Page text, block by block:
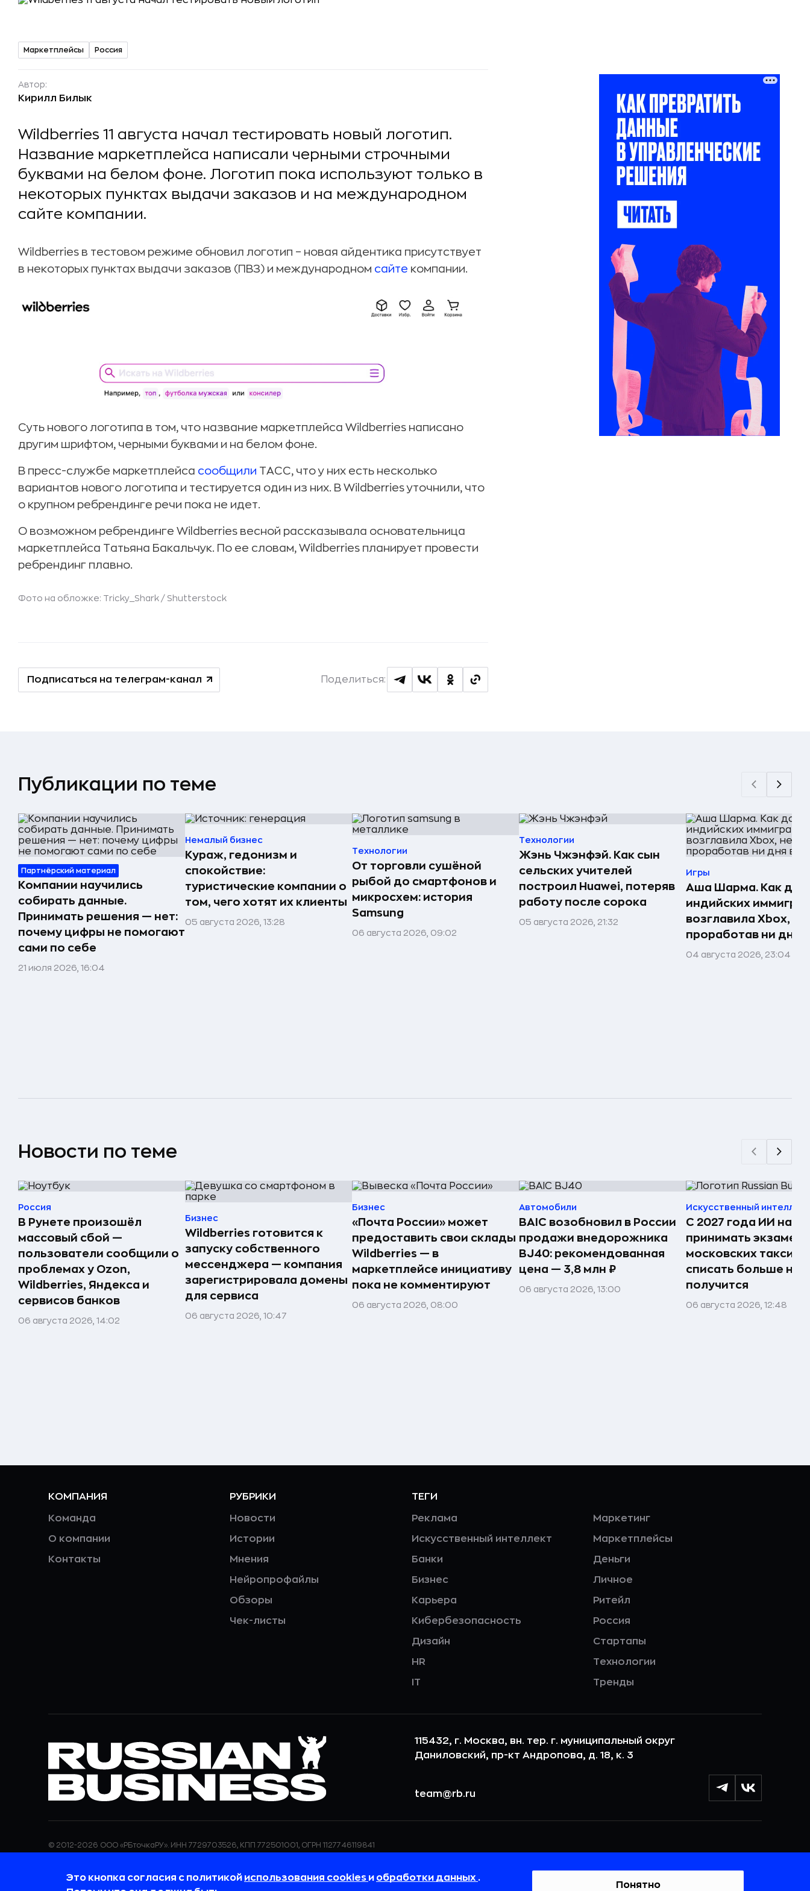
Маркетплейсы Россия
Автор:
Кирилл Билык
Wildberries 11 августа начал тестировать новый логотип.
Название маркетплейса написали черными строчными
буквами на белом фоне. Логотип пока используют только в
некоторых пунктах выдачи заказов и на международном
сайте компании.
Wildberries в тестовом режиме обновил логотип – новая айдентика присутствует
в некоторых пунктах выдачи заказов (ПВЗ) и международном сайте компании.
Суть нового логотипа в том, что название маркетплейса Wildberries написано
другим шрифтом, черными буквами и на белом фоне.
В пресс-службе маркетплейса сообщили ТАСС, что у них есть несколько
вариантов нового логотипа и тестируется один из них. В Wildberries уточнили, что
о крупном ребрендинге речи пока не идет.
О возможном ребрендинге Wildberries весной рассказывала основательница
маркетплейса Татьяна Бакальчук. По ее словам, Wildberries планирует провести
ребрендинг плавно.
Фото на обложке: Tricky_Shark / Shutterstock
Подписаться на телеграм-канал Поделиться:
Публикации по теме
Партнёрский материал
Компании научились
собирать данные.
Принимать решения — нет:
почему цифры не помогают
сами по себе
21 июля 2026, 16:04
Немалый бизнес
Кураж, гедонизм и
спокойствие:
туристические компании о
том, чего хотят их клиенты
05 августа 2026, 13:28
Технологии
От торговли сушёной
рыбой до смартфонов и
микросхем: история
Samsung
06 августа 2026, 09:02
Технологии
Жэнь Чжэнфэй. Как сын
сельских учителей
построил Huawei, потеряв
работу после сорока
05 августа 2026, 21:32
Игры
Аша Шарма. Как
индийских
возглавила Xbox, не
проработав ни дня
04 августа 2026, 23:04
Новости по теме
Россия
В Рунете произошёл
массовый сбой —
пользователи сообщили о
проблемах у Ozon,
Wildberries, Яндекса и
сервисов банков
06 августа 2026, 14:02
Бизнес
Wildberries готовится к
запуску собственного
мессенджера — компания
зарегистрировала домены
для сервиса
06 августа 2026, 10:47
Бизнес
«Почта России» может
предоставить свои склады
Wildberries — в
маркетплейсе инициативу
пока не комментируют
06 августа 2026, 08:00
Автомобили
BAIC возобновил в России
продажи внедорожника
BJ40: рекомендованная
цена — 3,8 млн ₽
06 августа 2026, 13:00
Искусственный
С 2027 года ИИ
принимать
московских
списать больше не
получится
06 августа 2026, 12:48
КОМПАНИЯ
Команда
О компании
Контакты
РУБРИКИ
Новости
Истории
Мнения
Нейропрофайлы
Обзоры
Чек-листы
ТЕГИ
Реклама
Искусственный интеллект
Банки
Бизнес
Карьера
Кибербезопасность
Дизайн
HR
IT
Маркетинг
Маркетплейсы
Деньги
Личное
Ритейл
Россия
Стартапы
Технологии
Тренды
115432, г. Москва, вн. тер. г. муниципальный округ
Даниловский, пр-кт Андропова, д. 18, к. 3
team@rb.ru
© 2012-2026 ООО «РБточкаРУ». ИНН 7729703526, КПП 772501001, ОГРН 1127746119841
требованиях к защите персональных данных отражены в Политике в отношении
обработки персональных данных.
повышения удобства пользования веб-сайтом. Если вы не хотите, чтобы ваши
пользовательские данные обрабатывались, пожалуйста, ограничьте их использование в
Это кнопка согласия с политикой использования cookies и обработки данных .
Понятно